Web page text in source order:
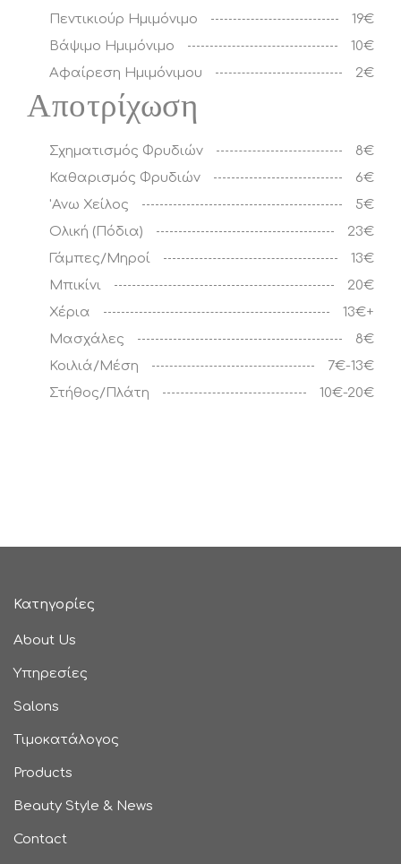
Πεντικιούρ Ημιμόνιμο
19€
Βάψιμο Ημιμόνιμο
10€
Αφαίρεση Ημιμόνιμου
2€
Αποτρίχωση
Σχηματισμός Φρυδιών
8€
Καθαρισμός Φρυδιών
6€
'Ανω Χείλος
5€
Ολική (Πόδια)
23€
Γάμπες/Μηροί
13€
Μπικίνι
20€
Χέρια
13€+
Μασχάλες
8€
Κοιλιά/Μέση
7€-13€
Στήθος/Πλάτη
10€-20€
Κατηγορίες
About Us
Υπηρεσίες
Salons
Τιμοκατάλογος
Products
Beauty Style & News
Contact